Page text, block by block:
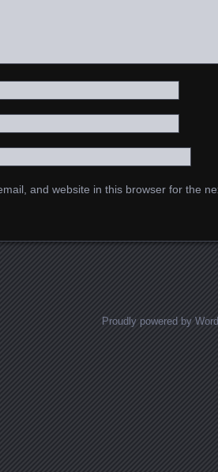
and website in this browser for the
Proudly powered by